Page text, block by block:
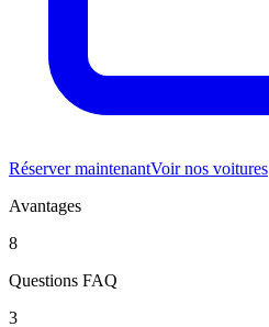
Réserver maintenantVoir nos voitures
Avantages
8
Questions FAQ
3